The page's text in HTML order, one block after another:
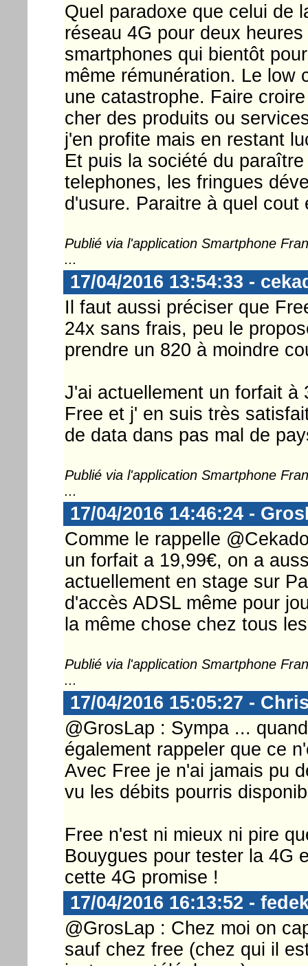
Quel paradoxe que celui de
réseau 4G pour deux
smartphones qui bientôt
même rémunération. Le low
une catastrophe. Faire
cher des produits ou
j'en profite mais en restant
Et puis la société du
telephones, les fringues
d'usure. Paraitre à quel
Publié via l'application Smartphone
...
17/04/2016 13:54:33 -
Il faut aussi préciser que
24x sans frais, peu le
prendre un 820 à moindre
J'ai actuellement un forfait à
Free et j' en suis très
de data dans pas mal de
Publié via l'application Smartphone
...
17/04/2016 14:46:24 -
Comme le rappelle
un forfait a 19,99€, on a
actuellement en stage sur
d'accès ADSL même pour
la même chose chez tous
Publié via l'application Smartphone
...
17/04/2016 15:05:27 -
@GrosLap : Sympa ...
également rappeler que ce
Avec Free je n'ai jamais pu
vu les débits pourris
Free n'est ni mieux ni pire
Bouygues pour tester la 4G
cette 4G promise !
17/04/2016 16:13:52 -
@GrosLap : Chez moi on
sauf chez free (chez qui il